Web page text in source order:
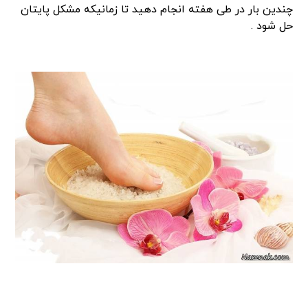
چندین بار در طی هفته انجام دهید تا زمانیکه مشکل پایتان
حل شود .